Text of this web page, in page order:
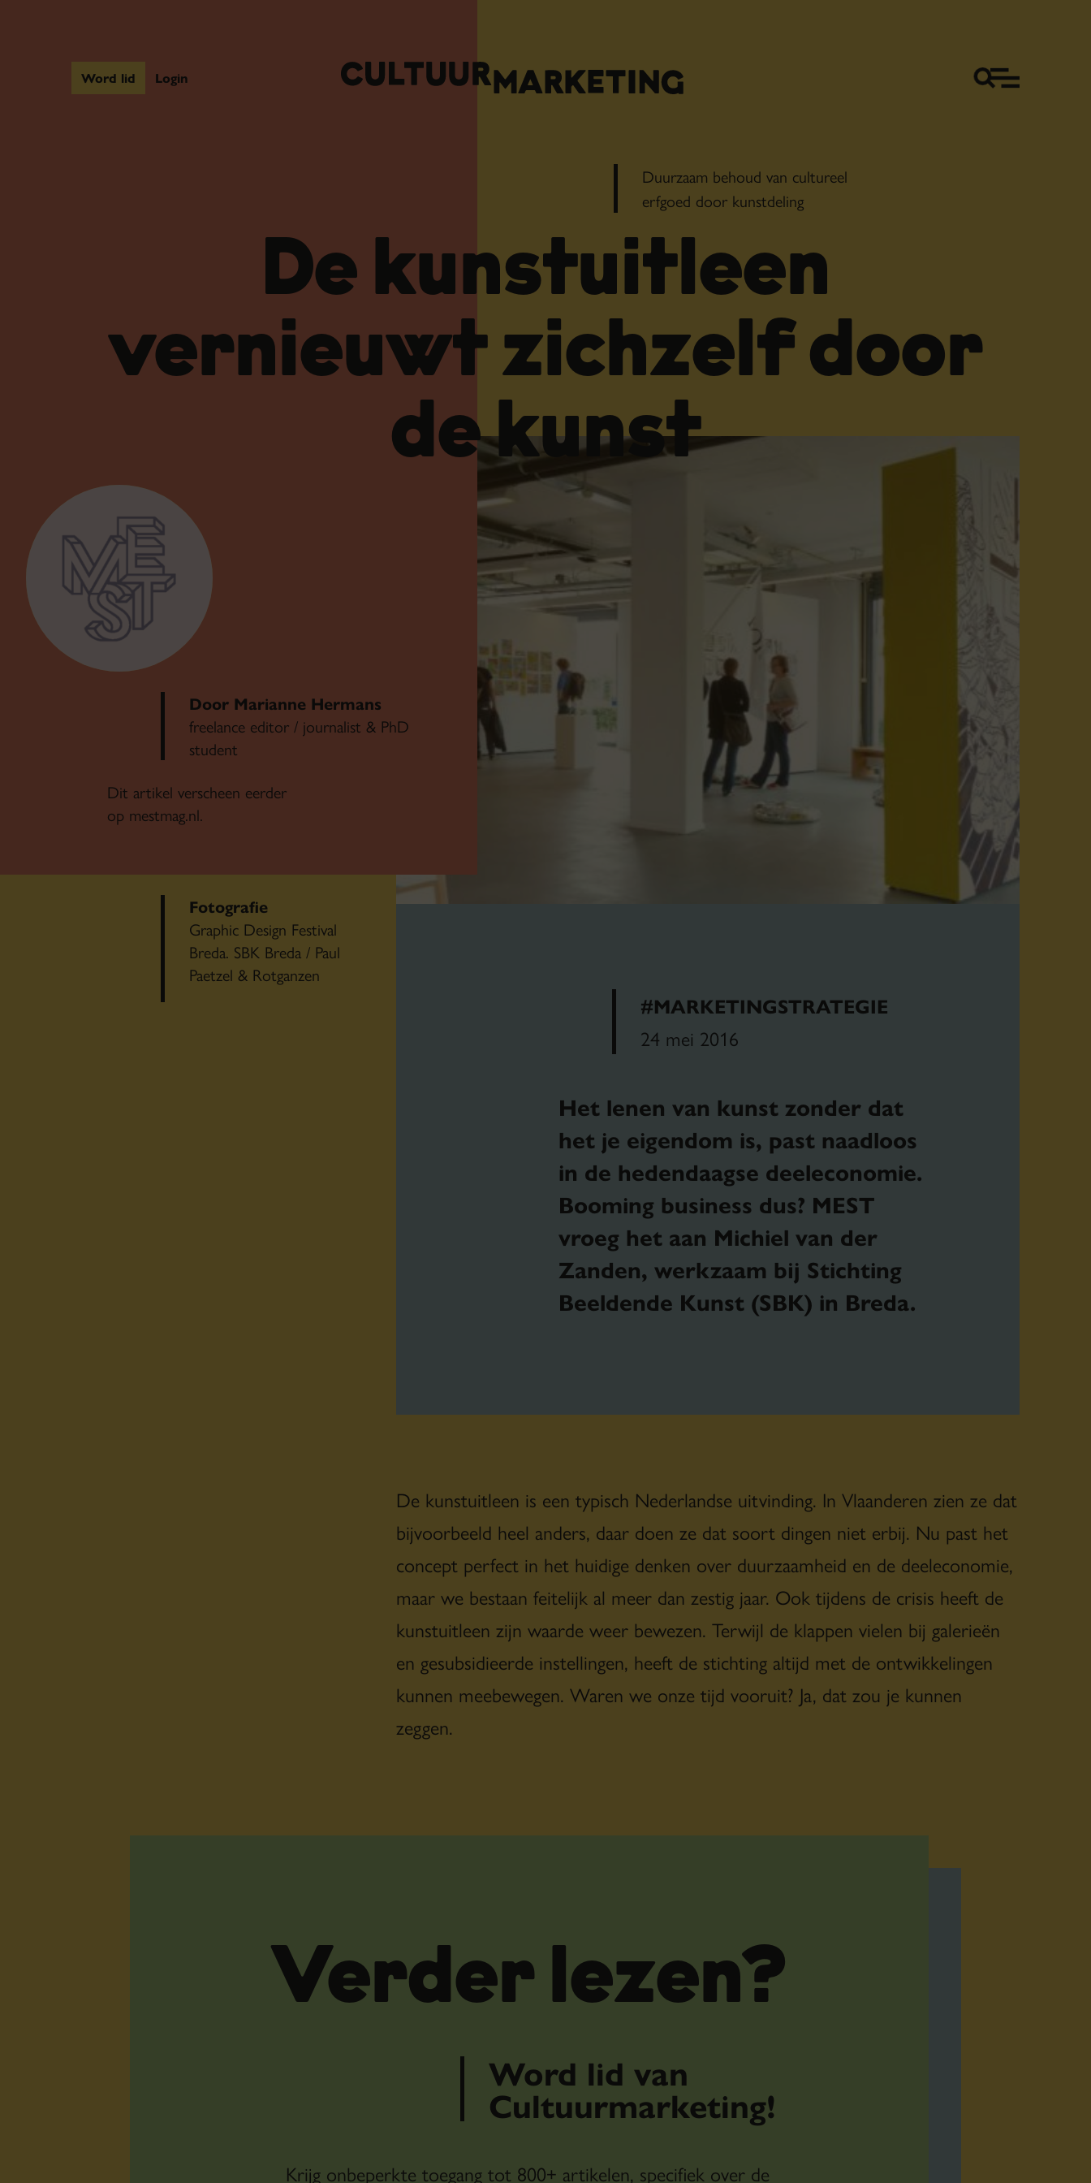
Word lid Login
Duurzaam behoud van cultureel
erfgoed door kunstdeling
De kunstuitleen
vernieuwt zichzelf door
de kunst
#MARKETINGSTRATEGIE
24 mei 2016
Het lenen van kunst zonder dat
het je eigendom is, past naadloos
in de hedendaagse deeleconomie.
Booming business dus? MEST
vroeg het aan Michiel van der
Zanden, werkzaam bij Stichting
Beeldende Kunst (SBK) in Breda.
Door Marianne Hermans
freelance editor / journalist & PhD
student
Dit artikel verscheen eerder
op mestmag.nl.
Fotografie
Graphic Design Festival
Breda. SBK Breda / Paul
Paetzel & Rotganzen
De kunstuitleen is een typisch Nederlandse uitvinding. In Vlaanderen zien ze dat
bijvoorbeeld heel anders, daar doen ze dat soort dingen niet erbij. Nu past het
concept perfect in het huidige denken over duurzaamheid en de deeleconomie,
maar we bestaan feitelijk al meer dan zestig jaar. Ook tijdens de crisis heeft de
kunstuitleen zijn waarde weer bewezen. Terwijl de klappen vielen bij galerieën
en gesubsidieerde instellingen, heeft de stichting altijd met de ontwikkelingen
kunnen meebewegen. Waren we onze tijd vooruit? Ja, dat zou je kunnen
zeggen.
Verder lezen?
Word lid van
Cultuurmarketing!
Krijg onbeperkte toegang tot 800+ artikelen, specifiek over de